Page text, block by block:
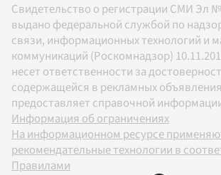
Свидетельство о регистрации СМИ Эл
выдано федеральной службой по
связи, информационных технологий и
коммуникаций (Роскомнадзор)
несет ответственности за
содержащейся в рекламных
предоставляет справочной
Информация об ограничениях
На информационном ресурсе
рекомендательные технологии в
Правилами